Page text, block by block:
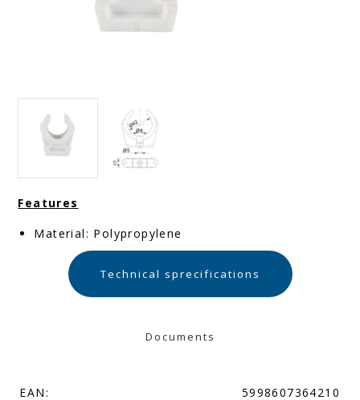
Features
Material: Polypropylene
Technical sprecifications
Documents
EAN:
5998607364210